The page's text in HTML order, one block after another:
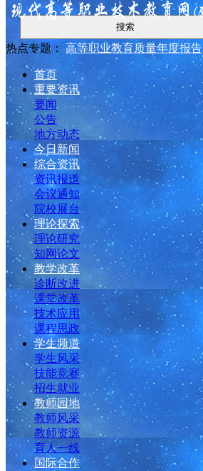
搜索
热点专题： 高等职业教育质量年度报告
首页
重要资讯
要闻
公告
地方动态
今日新闻
综合资讯
资讯报道
会议通知
院校展台
理论探索
理论研究
知网论文
教学改革
诊断改进
课堂改革
技术应用
课程思政
学生频道
学生风采
技能竞赛
招生就业
教师园地
教师风采
教师资源
育人一线
国际合作